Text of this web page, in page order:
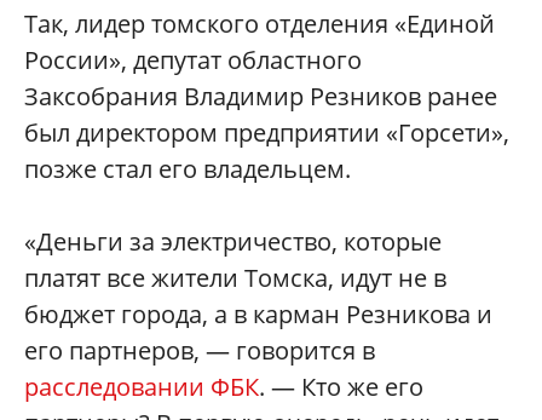
Так, лидер томского отделения «Единой
России», депутат областного
Заксобрания Владимир Резников ранее
был директором предприятии «Горсети»,
позже стал его владельцем.
«Деньги за электричество, которые
платят все жители Томска, идут не в
бюджет города, а в карман Резникова и
его партнеров, — говорится в
расследовании ФБК. — Кто же его